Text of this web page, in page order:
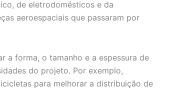
de eletrodomésticos e da
aeroespaciais que passaram por
a forma, o tamanho e a espessura de
do projeto. Por exemplo,
para melhorar a distribuição de